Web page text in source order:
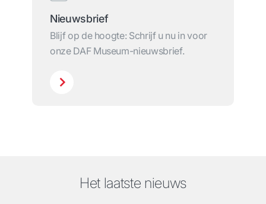
Nieuwsbrief
Blijf op de hoogte: Schrijf u nu in voor
onze DAF Museum-nieuwsbrief.
Het laatste nieuws